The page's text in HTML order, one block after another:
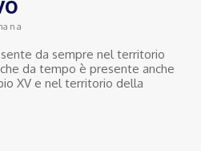
da sempre nel territorio
da tempo è presente anche
XV e nel territorio della